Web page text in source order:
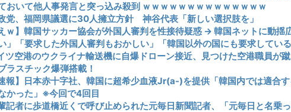
おいて他人事発言と突っ込み殺到 ｗｗｗｗｗｗｗｗｗｗｗｗｗｗ
党、福岡県議選に30人擁立方針 神谷代表「新しい選択肢を」
えｗ】韓国サッカー協会が外国人審判を性接待疑惑 → 韓国ネットに動揺
」「要求した外国人審判もおかしい」「韓国以外の国にも要求している
ツ空港のウクライナ輸送機に自爆ドローン接近、見つけた空港職員が
ラスチック爆弾搭載！
速報】日本赤十字社、韓国に超希少血液Jr(a-)を提供「韓国内では適合
かった」※今回で4回目
記者に歩道橋近くで呼び止められた元毎日新聞記者、「元毎日と名乗